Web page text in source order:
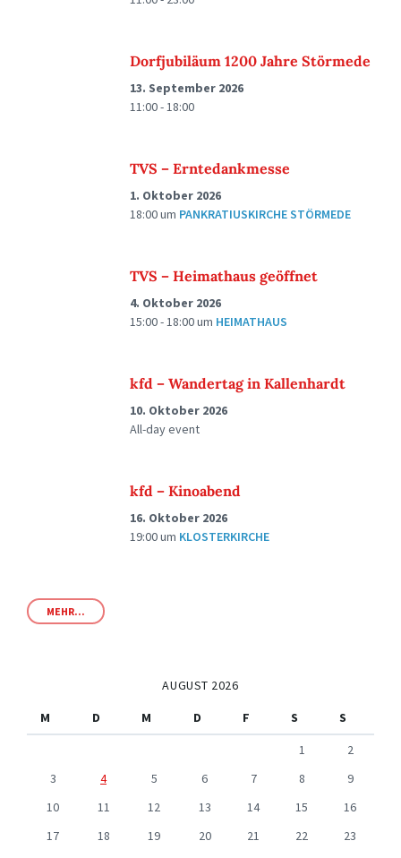
Dorfjubiläum 1200 Jahre Störmede
13. September 2026
11:00 - 18:00
TVS – Erntedankmesse
1. Oktober 2026
18:00um PANKRATIUSKIRCHE STÖRMEDE
TVS – Heimathaus geöffnet
4. Oktober 2026
15:00 - 18:00um HEIMATHAUS
kfd – Wandertag in Kallenhardt
10. Oktober 2026
All-day event
kfd – Kinoabend
16. Oktober 2026
19:00um KLOSTERKIRCHE
MEHR...
AUGUST 2026
M
D M D F S
S
1
2
3
4 5 6 7 8
9
10
11 12 13 14 15
16
17
18 19 20 21 22
23